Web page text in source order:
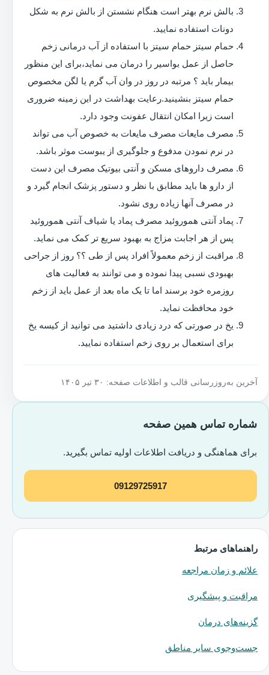
بالش نرم بهتر است هنگام نشستن از بالش نرم به شکل
دونات استفاده نمایید.
حمام سیتز حمام سیتز با استفاده از آب درمانی زخم
حاصل از عمل بواسیر را درمان می نماید،برای این منظور
بیمار باید ؟ مرتبه در روز در وان آب گرم یا لگن مخصوص
حمام سیتز بنشینید.رعایت بهداشت در این زمینه ضروری
است زیرا امکان انتقال عفونت وجود دارد.
مصرف مایعات مصرف مایعات به خصوص آب می تواند
در نرم نمودن مدفوع و جلوگیری از یبوست موثر باشد.
مصرف داروهای مسکن و آنتی بیوتیک مصرف این دست
از دارو ها باید مطابق با نظر و دستور پزشک انجام گیرد و
در مصرف آنها زیاده روی نشود.
پماد آنتی هموروئید مصرف پماد یا شیاف آنتی هموروئید
پس از هر اجابت مزاج به بهبود سریع تر کمک می نماید.
مراقبت از زخم معمولاً افراد پس از طی ؟؟ روز از جراحی
بهبودی نسبی پیدا نموده و می توانند به فعالیت های
روزمره خود برسند اما تا یک ماه بعد از عمل باید از زخم
خود محافظت نماید.
یخ در صورتی که درد زیادی داشتید می توانید از کیسه یخ
برای استعمال بر روی زخم استفاده نمایید.
آخرین به‌روزرسانی قالب و اطلاعات صفحه: ۳۰ تیر ۱۴۰۵
شماره تماس همین صفحه
برای هماهنگی و دریافت اطلاعات اولیه تماس بگیرید.
09129725917
راهنماهای مرتبط
علائم و زمان مراجعه
مراقبت و پیشگیری
گزینه‌های درمان
جست‌وجوی سایر مناطق